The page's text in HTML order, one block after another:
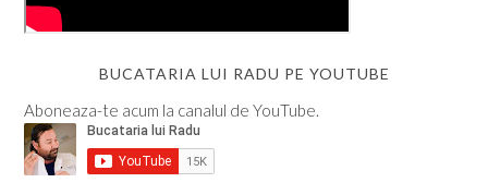
BUCATARIA LUI RADU PE YOUTUBE
Aboneaza-te acum la canalul de YouTube.